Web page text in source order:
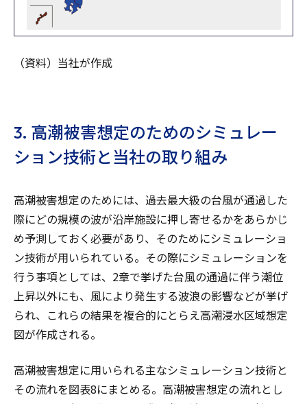
（資料）当社が作成
3. 高潮被害想定のためのシミュレー
ション技術と当社の取り組み
高潮被害想定のためには、過去最大級の台風が通過した
際にどの規模の波が沿岸施設に押し寄せるかをあらかじ
め予測しておく必要があり、そのためにシミュレーショ
ン技術が用いられている。その際にシミュレーションを
行う事項としては、2章で挙げた台風の通過に伴う潮位
上昇以外にも、風により発生する波浪の影響などが挙げ
られ、これらの結果を複合的にとらえ高潮浸水区域想定
図が作成される。
高潮被害想定に用いられる主なシミュレーション技術と
その流れを図表8にまとめる。高潮被害想定の流れとし